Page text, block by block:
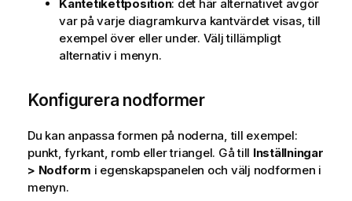
Kantetikettposition: det här alternativet avgör
var på varje diagramkurva kantvärdet visas, till
exempel över eller under. Välj tillämpligt
alternativ i menyn.
Konfigurera nodformer
Du kan anpassa formen på noderna, till exempel:
punkt, fyrkant, romb eller triangel. Gå till Inställningar
> Nodform i egenskapspanelen och välj nodformen i
menyn.